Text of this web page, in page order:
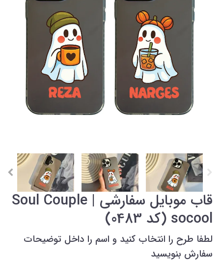
قاب موبایل سفارشی Soul Couple |
socool (کد 0483)
لطفا طرح را انتخاب کنید و اسم را داخل توضیحات
سفارش بنویسید